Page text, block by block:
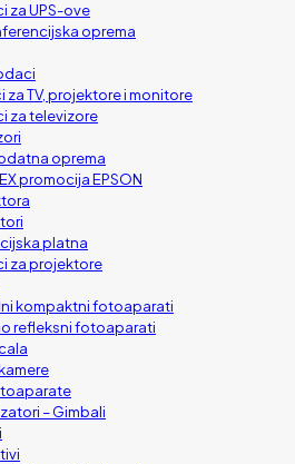
za UPS-ove
oprema
za TV, projektore i monitore
za televizore
oprema
promocija EPSON
platna
za projektore
kompaktni fotoaparati
refleksni fotoaparati
– Gimbali